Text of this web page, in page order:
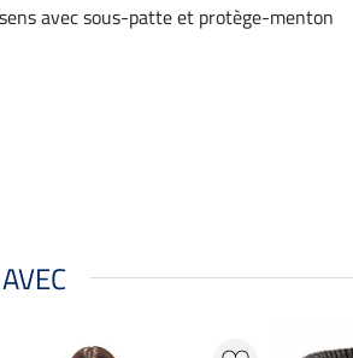
avec sous-patte et protège-menton